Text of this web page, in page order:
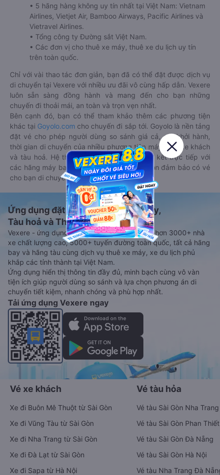
• 5 hãng hàng không uy tín nhất tại Việt Nam: Vietnam
Airlines, Vietjet Air, Bamboo Airways, Pacific Airlines và
Vietravel Airlines.
• Tổng công ty Đường sắt Việt Nam.
• Các đơn vị cho thuê xe máy, thuê xe du lịch uy tín
trên toàn quốc.
Chỉ với vài thao tác đơn giản, bạn đã có thể đặt được dịch vụ
di chuyển tại Vexere với nhiều ưu đãi vô cùng hấp dẫn. Vexere
luôn sẵn sàng đồng hành và mang đến cho bạn những
chuyến đi thoải mái, an toàn và trọn vẹn nhất.
Bên cạnh đó, bạn có thể tham khảo thêm các phương tiện
khác tại Goyolo.com cho chuyến đi sắp tới. Goyolo là nền tảng
đặt vé cho phép người dùng so sánh giá cả, giờ khởi hành,
thời gian di chuyển của nhiều phương tiện máy bay, xe khách
và tàu hoả. Hệ thống của Goyolo được liên kết trực tiếp với
các hãng máy bay, xe khách và tàu hoả, luôn đảm bảo có vé
cho bạn di chuyển.
Ứng dụng đặt vé Xe khách, Máy bay,
Tàu hoả và Thuê xe
Vexere - ứng dụng đặt vé đa phương tiện với hơn 3000+ nhà
xe chất lượng cao, 5000+ tuyến đường toàn quốc, tất cả hãng
bay và hãng tàu cùng dịch vụ thuê xe máy, xe du lịch phủ
khắp các tỉnh thành tại Việt Nam.
Ứng dụng hiển thị thông tin đầy đủ, minh bạch cùng vô vàn
tiện ích giúp người dùng so sánh và lựa chọn phương án di
chuyển tiết kiệm, nhanh chóng và phù hợp nhất.
Tải ứng dụng Vexere ngay
Vé xe khách
Xe đi Buôn Mê Thuột từ Sài Gòn
Xe đi Vũng Tàu từ Sài Gòn
Xe đi Nha Trang từ Sài Gòn
Xe đi Đà Lạt từ Sài Gòn
Xe đi Sapa từ Hà Nội
Vé tàu hỏa
Vé tàu Sài Gòn Nha Trang
Vé tàu Sài Gòn Phan Thiết
Vé tàu Sài Gòn Đà Nẵng
Vé tàu Sài Gòn Hà Nội
Vé tàu Nha Trang Đà